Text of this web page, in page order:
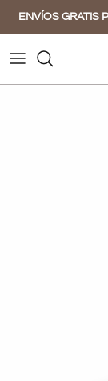
Ir al contenido
ENVÍOS GRATIS